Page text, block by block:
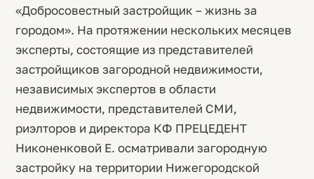
«Добросовестный застройщик – жизнь за
городом». На протяжении нескольких месяцев
эксперты, состоящие из представителей
застройщиков загородной недвижимости,
независимых экспертов в области
недвижимости, представителей СМИ,
риэлторов и директора КФ ПРЕЦЕДЕНТ
Никоненковой Е. осматривали загородную
застройку на территории Нижегородской